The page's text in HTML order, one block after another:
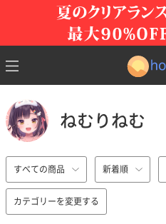
ねむりねむ
すべての商品 新着順
カテゴリーを変更する